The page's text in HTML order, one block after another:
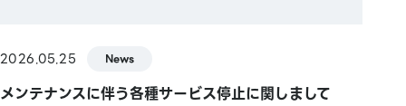
2026.05.25 News
メンテナンスに伴う各種サービス停止に関しまして